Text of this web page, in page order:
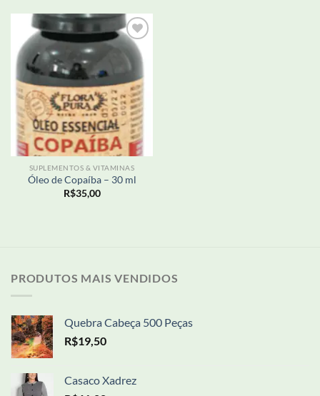
Adicionar
aos meus
desejos
SUPLEMENTOS & VITAMINAS
Óleo de Copaíba – 30 ml
R$35,00
PRODUTOS MAIS VENDIDOS
Quebra Cabeça 500 Peças
R$19,50
Casaco Xadrez